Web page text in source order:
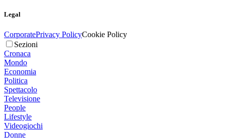
Legal
CorporatePrivacy PolicyCookie Policy
Sezioni
Cronaca
Mondo
Economia
Politica
Spettacolo
Televisione
People
Lifestyle
Videogiochi
Donne